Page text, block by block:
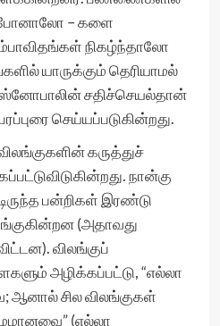
போனாலோ – களை
நிகழ்ந்தாலோ
யாருக்கும் தெரியாமல்
ஸ்னோபாலின் சதிச்செயல்தான்
செய்யப்படுகின்றது.
கருத்துச்
நான்கு
பன்றிகள் இரண்டு
(அதாவது
விலங்குப்
அழிக்கப்பட்டு, “எல்லா
ஆனால் சில விலங்குகள்
(எல்லா